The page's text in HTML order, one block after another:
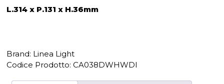
L.314 x P.131 x H.36mm
Brand: Linea Light
Codice Prodotto:CA038DWHWDI